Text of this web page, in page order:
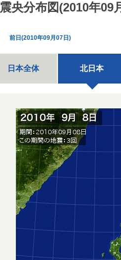
震央分布図(2010年09
前日(2010年09月07日)
日本全体 北日本